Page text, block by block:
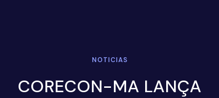
NOTICIAS
CORECON-MA LANÇA